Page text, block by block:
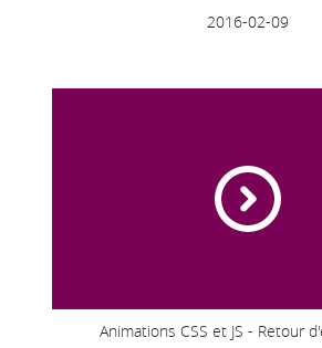
2016-02-09
Animations CSS et JS - Retour